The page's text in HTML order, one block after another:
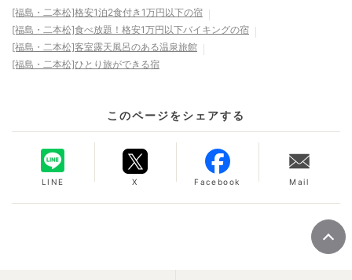
[福島・二本松]格安1泊2食付き1万円以下の宿
[福島・二本松]食べ放題！格安1万円以下バイキングの宿
[福島・二本松]客室露天風呂のある温泉旅館
[福島・二本松]ひとり旅ができる宿
このページをシェアする
LINE X Facebook Mail